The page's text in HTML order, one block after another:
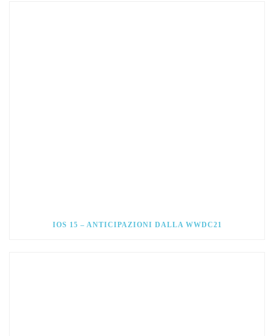
IOS 15 – ANTICIPAZIONI DALLA WWDC21